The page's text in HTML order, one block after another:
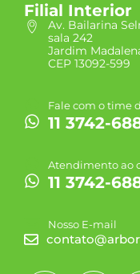
Filial Interior
Av. Bailarina
sala 242
Jardim
CEP 13092-599
Fale com o time
11 3742-
Atendimento ao
11 3742-
Nosso E-mail